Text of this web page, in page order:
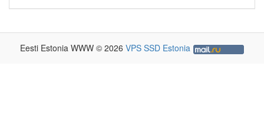
Eesti Estonia WWW © 2026 VPS SSD Estonia